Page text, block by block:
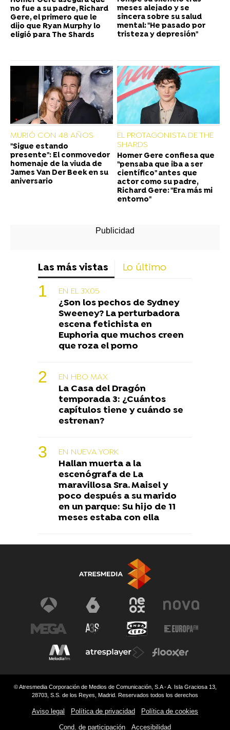
no fue a su padre, Richard
Gere, el primero que le
dijo que Ryan Murphy lo
eligió para The Shards
meses alejado y se
sincera sobre su salud
mental: "He pasado por
tristeza y depresión"
MURIÓ CON 48 AÑOS
"Sigue estando
presente": El conmovedor
homenaje de la viuda de
James Van Der Beek en su
aniversario
EL PROTAGONISTA DE THE
SHARDS
Homer Gere confiesa que
"pensaba que iba a ser
científico" antes que
actor como su padre,
Richard Gere: "Era más mi
entorno"
Las más vistas Lo último
EN EL 3X05
¿Son los pechos de Sydney
Sweeney? La perturbadora
escena fetichista en
Euphoria que muchos creen
que roza el porno
EN HBO MAX
La Casa del Dragón
temporada 3: ¿Cuántos
capítulos tiene y cuándo se
estrenan?
EN NUEVA YORK
Hallan muerta a la
escenógrafa de La
maravillosa Sra. Maisel y
poco después a su marido
en un parque: Su hijo de 11
meses estaba con ella
© Atresmedia Corporación de Medios de Comunicación, S.A - A. Isla Graciosa 13,
28703, S.S. de los Reyes, Madrid. Reservados todos los derechos
Aviso legal Política de privacidad Política de cookies
Cond. de participación Accesibilidad